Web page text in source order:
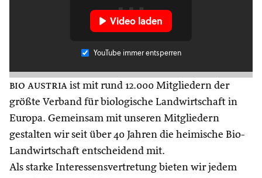
Video laden
YouTube immer entsperren
bio austria ist mit rund 12.000 Mitgliedern der
größte Verband für biologische Landwirtschaft in
Europa. Gemeinsam mit unseren Mitgliedern
gestalten wir seit über 40 Jahren die heimische Bio-
Landwirtschaft entscheidend mit.
Als starke Interessensvertretung bieten wir jedem